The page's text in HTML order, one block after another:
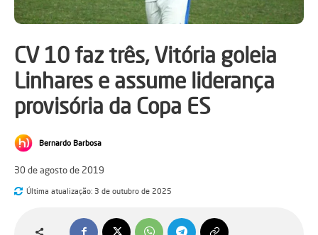
CV 10 faz três, Vitória goleia
Linhares e assume liderança
provisória da Copa ES
Bernardo Barbosa
30 de agosto de 2019
Última atualização: 3 de outubro de 2025